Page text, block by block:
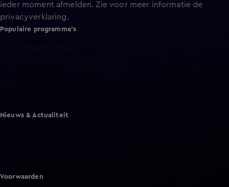
ieder moment afmelden. Zie voor meer informatie de
privacyverklaring.
Populaire programma's
Nieuws & Actualiteit
Voorwaarden